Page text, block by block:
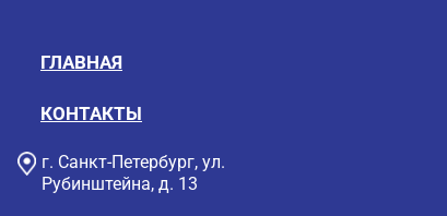
ГЛАВНАЯ
КОНТАКТЫ
г. Санкт-Петербург, ул.
Рубинштейна, д. 13